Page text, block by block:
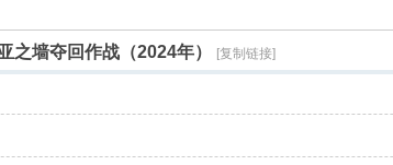
之墙夺回作战（2024年） [复制链接]